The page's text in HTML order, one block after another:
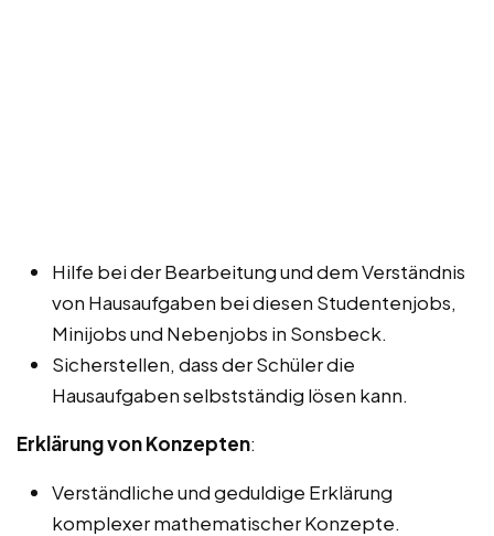
Hilfe bei der Bearbeitung und dem Verständnis
von Hausaufgaben bei diesen Studentenjobs,
Minijobs und Nebenjobs in Sonsbeck.
Sicherstellen, dass der Schüler die
Hausaufgaben selbstständig lösen kann.
Erklärung von Konzepten:
Verständliche und geduldige Erklärung
komplexer mathematischer Konzepte.